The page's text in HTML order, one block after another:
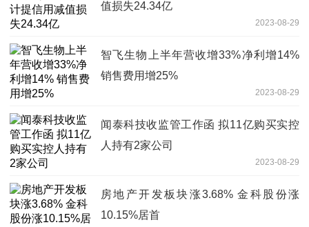
值损失24.34亿
2023-08-29
智飞生物上半年营收增33%净利增14%
销售费用增25%
2023-08-29
闻泰科技收监管工作函 拟11亿购买实控
人持有2家公司
2023-08-29
房地产开发板块涨3.68% 金科股份涨
10.15%居首